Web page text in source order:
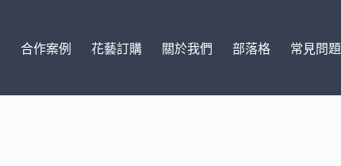
合作案例 花藝訂購 關於我們 部落格 常見問題